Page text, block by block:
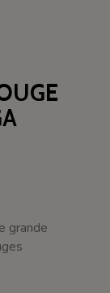
grande